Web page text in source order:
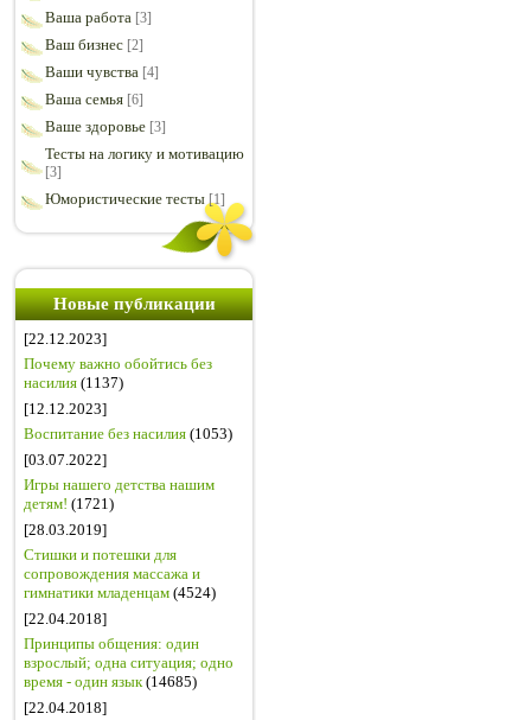
Ваша работа [3]
Ваш бизнес [2]
Ваши чувства [4]
Ваша семья [6]
Ваше здоровье [3]
Тесты на логику и мотивацию
[3]
Юмористические тесты [1]
Новые публикации
[22.12.2023]
Почему важно обойтись без
насилия (1137)
[12.12.2023]
Воспитание без насилия (1053)
[03.07.2022]
Игры нашего детства нашим
детям! (1721)
[28.03.2019]
Стишки и потешки для
сопровождения массажа и
гимнатики младенцам (4524)
[22.04.2018]
Принципы общения: один
взрослый; одна ситуация; одно
время - один язык(14685)
[22.04.2018]